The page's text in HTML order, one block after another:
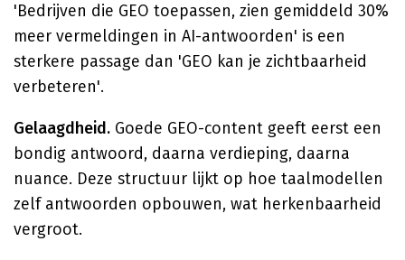
'Bedrijven die GEO toepassen, zien gemiddeld 30%
meer vermeldingen in AI-antwoorden' is een
sterkere passage dan 'GEO kan je zichtbaarheid
verbeteren'.
Gelaagdheid. Goede GEO-content geeft eerst een
bondig antwoord, daarna verdieping, daarna
nuance. Deze structuur lijkt op hoe taalmodellen
zelf antwoorden opbouwen, wat herkenbaarheid
vergroot.